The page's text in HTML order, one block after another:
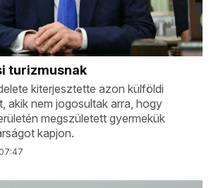
turizmusnak
kiterjesztette azon külföldi
akik nem jogosultak arra, hogy
megszületett gyermekük
kapjon.